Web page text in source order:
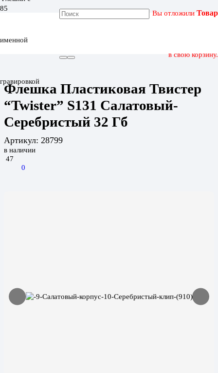
именной
гравировкой
Вы отложили Товар
в свою корзину.
ФЛЕШКА ПЛАСТИКОВАЯ ТВИСТЕР “TWISTER” S131
Флешка Пластиковая Твистер
“Twister” S131 Салатовый-
Серебристый 32 Гб
Артикул: 28799
в наличии
47
0